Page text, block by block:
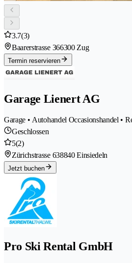
3.7(3)
Baarerstrasse 366300 Zug
Termin reservieren
Garage Lienert AG
Garage • Autohandel Occasionshandel •
Geschlossen
5(2)
Zürichstrasse 638840 Einsiedeln
Jetzt buchen
Pro Ski Rental GmbH